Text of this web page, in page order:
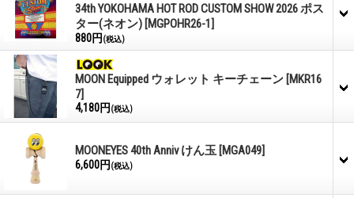
34th YOKOHAMA HOT ROD CUSTOM SHOW 2026 ポス
ター(ネオン) [MGPOHR26-1]
880円(税込)
MOON Equipped ウォレット キーチェーン [MKR16
7]
4,180円(税込)
MOONEYES 40th Anniv けん玉 [MGA049]
6,600円(税込)